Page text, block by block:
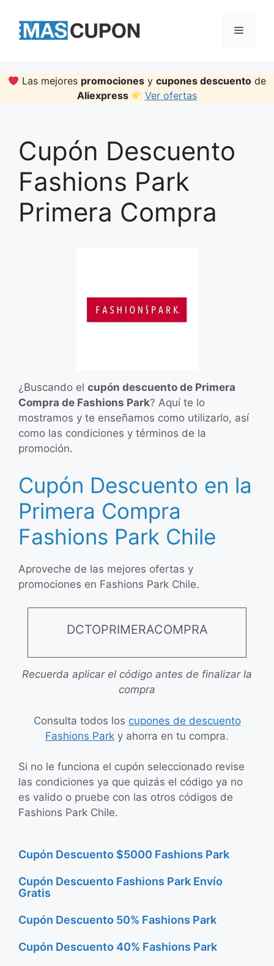
content
Menu
Las mejores promociones ycupones descuento de
Aliexpress
Ver ofertas
Cupón Descuento
Fashions Park
Primera Compra
¿Buscando el cupón descuento de Primera
Compra de Fashions Park? Aquí te lo
mostramos y te enseñamos como utilizarlo, así
como las condiciones y términos de la
promoción.
Cupón Descuento en la
Primera Compra
Fashions Park Chile
Aproveche de las mejores ofertas y
promociones en Fashions Park Chile.
DCTOPRIMERACOMPRA
Recuerda aplicar el código antes de finalizar la
compra
Consulta todos los cupones de descuento
Fashions Park y ahorra en tu compra.
Si no le funciona el cupón seleccionado revise
las condiciones ya que quizás el código ya no
es valido o pruebe con las otros códigos de
Fashions Park Chile.
Cupón Descuento $5000 Fashions Park
Cupón Descuento Fashions Park Envío
Gratis
Cupón Descuento 50% Fashions Park
Cupón Descuento 40% Fashions Park